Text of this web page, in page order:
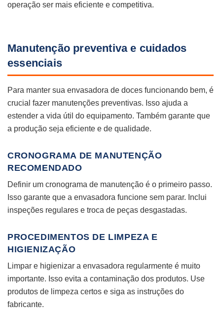
operação ser mais eficiente e competitiva.
Manutenção preventiva e cuidados
essenciais
Para manter sua envasadora de doces funcionando bem, é
crucial fazer manutenções preventivas. Isso ajuda a
estender a vida útil do equipamento. Também garante que
a produção seja eficiente e de qualidade.
CRONOGRAMA DE MANUTENÇÃO
RECOMENDADO
Definir um cronograma de manutenção é o primeiro passo.
Isso garante que a envasadora funcione sem parar. Inclui
inspeções regulares e troca de peças desgastadas.
PROCEDIMENTOS DE LIMPEZA E
HIGIENIZAÇÃO
Limpar e higienizar a envasadora regularmente é muito
importante. Isso evita a contaminação dos produtos. Use
produtos de limpeza certos e siga as instruções do
fabricante.